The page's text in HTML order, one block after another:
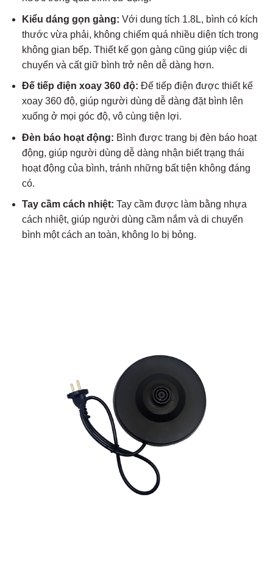
Kiểu dáng gọn gàng: Với dung tích 1.8L, bình có kích
thước vừa phải, không chiếm quá nhiều diện tích trong
không gian bếp. Thiết kế gọn gàng cũng giúp việc di
chuyển và cất giữ bình trở nên dễ dàng hơn.
Đế tiếp điện xoay 360 độ: Đế tiếp điện được thiết kế
xoay 360 độ, giúp người dùng dễ dàng đặt bình lên
xuống ở mọi góc độ, vô cùng tiện lợi.
Đèn báo hoạt động: Bình được trang bị đèn báo hoạt
động, giúp người dùng dễ dàng nhận biết trạng thái
hoạt động của bình, tránh những bất tiện không đáng
có.
Tay cầm cách nhiệt: Tay cầm được làm bằng nhựa
cách nhiệt, giúp người dùng cầm nắm và di chuyển
bình một cách an toàn, không lo bị bỏng.